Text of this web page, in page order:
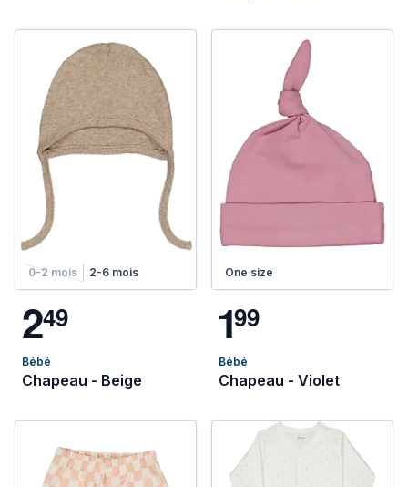
0-2 mois 2-6 mois
249
Bébé
Chapeau - Beige
One size
199
Bébé
Chapeau - Violet